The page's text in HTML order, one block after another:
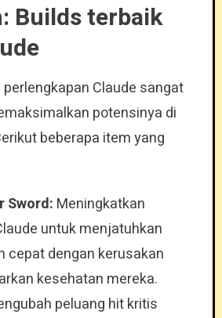
Builds terbaik
Claude sangat
potensinya di
beberapa item yang
Sword: Meningkatkan
untuk menjatuhkan
cepat dengan kerusakan
kesehatan mereka.
peluang hit kritis